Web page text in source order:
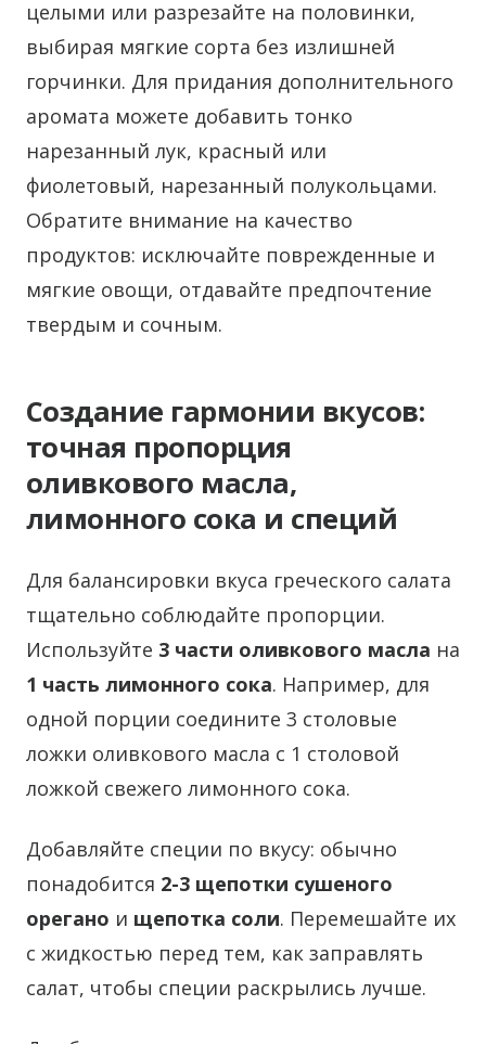
целыми или разрезайте на половинки,
выбирая мягкие сорта без излишней
горчинки. Для придания дополнительного
аромата можете добавить тонко
нарезанный лук, красный или
фиолетовый, нарезанный полукольцами.
Обратите внимание на качество
продуктов: исключайте поврежденные и
мягкие овощи, отдавайте предпочтение
твердым и сочным.
Создание гармонии вкусов:
точная пропорция
оливкового масла,
лимонного сока и специй
Для балансировки вкуса греческого салата
тщательно соблюдайте пропорции.
Используйте 3 части оливкового масла на
1 часть лимонного сока. Например, для
одной порции соедините 3 столовые
ложки оливкового масла с 1 столовой
ложкой свежего лимонного сока.
Добавляйте специи по вкусу: обычно
понадобится 2-3 щепотки сушеного
орегано и щепотка соли. Перемешайте их
с жидкостью перед тем, как заправлять
салат, чтобы специи раскрылись лучше.